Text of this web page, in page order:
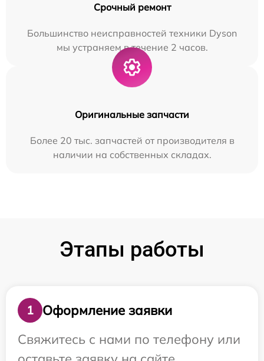
Срочный ремонт
Большинство неисправностей техники Dyson
мы устраняем в течение 2 часов.
Оригинальные запчасти
Более 20 тыс. запчастей от производителя в
наличии на собственных складах.
Этапы работы
1
Оформление заявки
Свяжитесь с нами по телефону или